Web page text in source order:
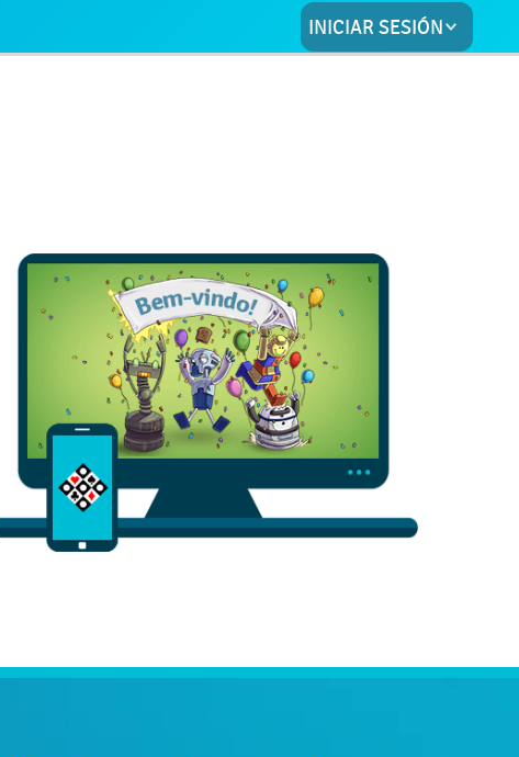
INICIAR SESIÓN